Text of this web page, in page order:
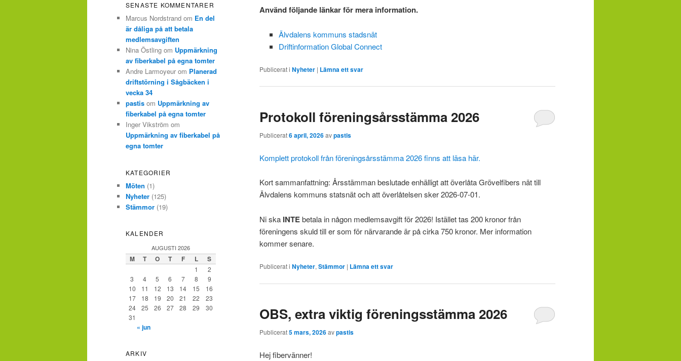
Använd följande länkar för mera information.
Älvdalens kommuns stadsnät
Driftinformation Global Connect
Publicerat i Nyheter | Lämna ett svar
Protokoll föreningsårsstämma 2026
Publicerat6 april, 2026avpastis
Komplett protokoll från föreningsårsstämma 2026 finns att läsa här.
Kort sammanfattning: Årsstämman beslutade enhälligt att överlåta Grövelfibers nät till
Älvdalens kommuns statsnät och att överlåtelsen sker 2026-07-01.
Ni ska INTEbetala in någon medlemsavgift för 2026! Istället tas 200 kronor från
föreningens skuld till er som för närvarande är på cirka 750 kronor. Mer information
kommer senare.
Publicerat i Nyheter, Stämmor | Lämna ett svar
OBS, extra viktig föreningsstämma 2026
Publicerat5 mars, 2026avpastis
Hej fibervänner!
SENASTE KOMMENTARER
Marcus Nordstrand om En del
är dåliga på att betala
medlemsavgiften
Nina Östling om Uppmärkning
av fiberkabel på egna tomter
Andre Larmoyeur om Planerad
driftstörning i Sågbäcken i
vecka 34
pastis om Uppmärkning av
fiberkabel på egna tomter
Inger Vikström om
Uppmärkning av fiberkabel på
egna tomter
KATEGORIER
Möten (1)
Nyheter (125)
Stämmor (19)
KALENDER
AUGUSTI 2026
M T O T F L S
1
2
3
4 5 6 7 8
9
10
11 12 13 14 15
16
17
18 19 20 21 22
23
24
25 26 27 28 29
30
31
« jun
ARKIV